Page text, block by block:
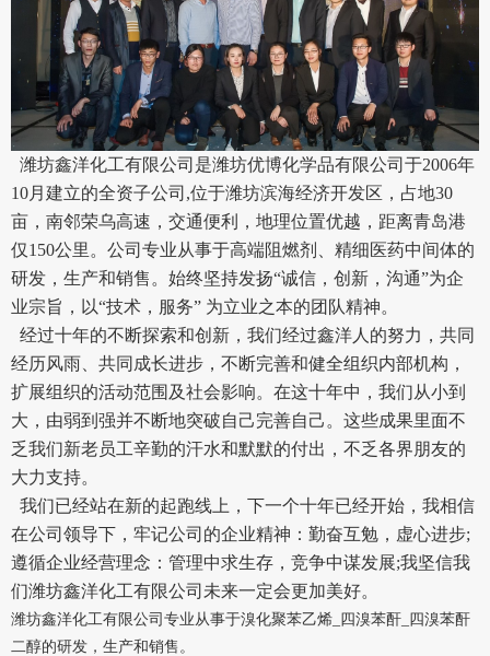
潍坊鑫洋化工有限公司是潍坊优博化学品有限公司于2006年
10月建立的全资子公司,位于潍坊滨海经济开发区，占地30
亩，南邻荣乌高速，交通便利，地理位置优越，距离青岛港
仅150公里。公司专业从事于高端阻燃剂、精细医药中间体的
研发，生产和销售。始终坚持发扬“诚信，创新，沟通”为企
业宗旨，以“技术，服务” 为立业之本的团队精神。
经过十年的不断探索和创新，我们经过鑫洋人的努力，共同
经历风雨、共同成长进步，不断完善和健全组织内部机构，
扩展组织的活动范围及社会影响。在这十年中，我们从小到
大，由弱到强并不断地突破自己完善自己。这些成果里面不
乏我们新老员工辛勤的汗水和默默的付出，不乏各界朋友的
大力支持。
我们已经站在新的起跑线上，下一个十年已经开始，我相信
在公司领导下，牢记公司的企业精神：勤奋互勉，虚心进步;
遵循企业经营理念：管理中求生存，竞争中谋发展;我坚信我
们潍坊鑫洋化工有限公司未来一定会更加美好。
潍坊鑫洋化工有限公司专业从事于溴化聚苯乙烯_四溴苯酐_四溴苯酐
二醇的研发，生产和销售。